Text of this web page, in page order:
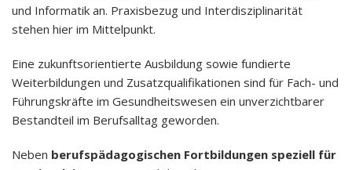
und Informatik an. Praxisbezug und Interdisziplinarität
stehen hier im Mittelpunkt.
Eine zukunftsorientierte Ausbildung sowie fundierte
Weiterbildungen und Zusatzqualifikationen sind für Fach- und
Führungskräfte im Gesundheitswesen ein unverzichtbarer
Bestandteil im Berufsalltag geworden.
Neben berufspädagogischen Fortbildungen speziell für